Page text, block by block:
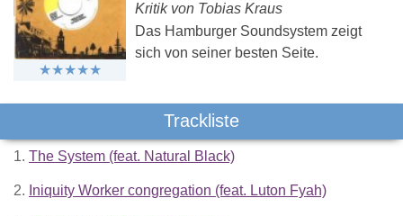
Kritik von Tobias Kraus
Das Hamburger Soundsystem zeigt
sich von seiner besten Seite.
Trackliste
1. The System (feat. Natural Black)
2. Iniquity Worker congregation (feat. Luton Fyah)